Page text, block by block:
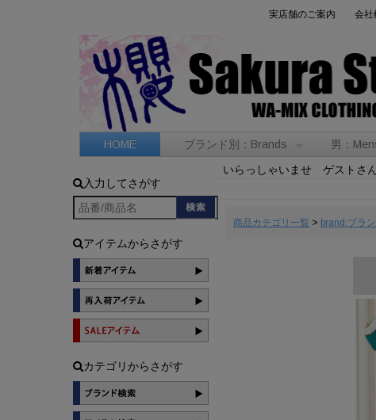
実店舗のご案内 会社
HOME ブランド別：Brands 男：
入力してさがす
アイテムからさがす
カテゴリからさがす
いらっしゃいませ ゲストさ
商品カテゴリ一覧 > brand:ブラ